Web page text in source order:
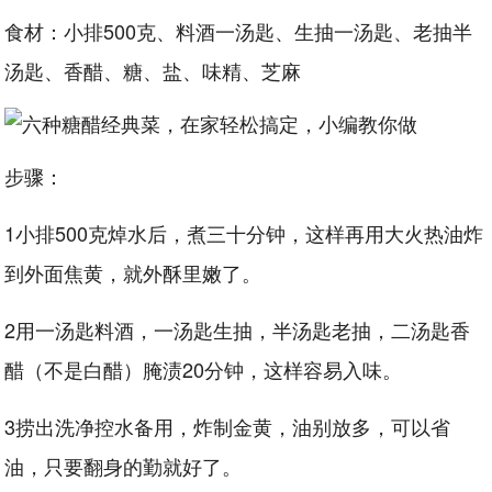
食材：小排500克、料酒一汤匙、生抽一汤匙、老抽半
汤匙、香醋、糖、盐、味精、芝麻
步骤：
1小排500克焯水后，煮三十分钟，这样再用大火热油炸
到外面焦黄，就外酥里嫩了。
2用一汤匙料酒，一汤匙生抽，半汤匙老抽，二汤匙香
醋（不是白醋）腌渍20分钟，这样容易入味。
3捞出洗净控水备用，炸制金黄，油别放多，可以省
油，只要翻身的勤就好了。